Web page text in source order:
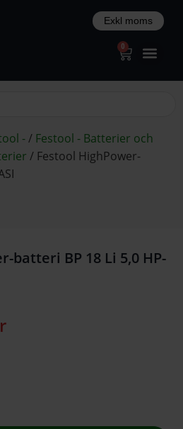
0
-/ Festool - Batterier och
/ Festool HighPower-
batteri BP 18 Li 5,0 HP-